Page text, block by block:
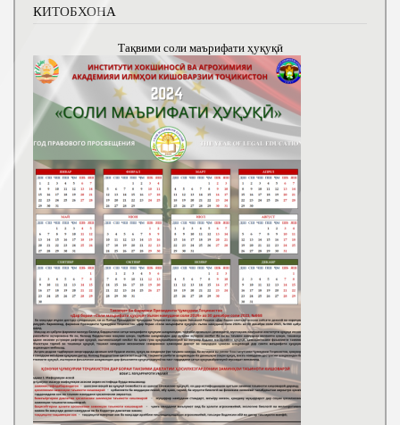
КИТОБХОНА
Тақвими соли маърифати ҳуқуқӣ